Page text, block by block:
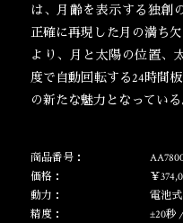
は、月齢を表示する独創
正確に再現した月の満ち
より、月と太陽の位置、
度で自動回転する24時間
の新たな魅力となっている
商品番号：
価格：
￥
動力：
電池式
精度：
±20秒